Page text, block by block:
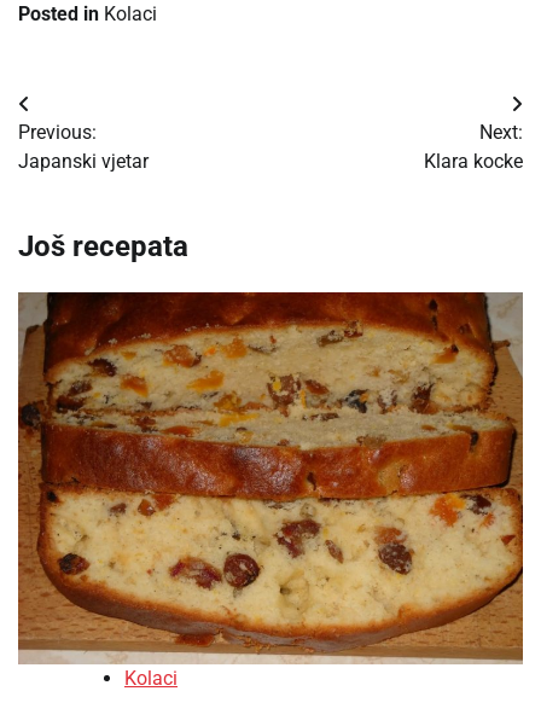
Posted in Kolaci
Post
navigation
Previous:
Japanski vjetar
Next:
Klara kocke
Još recepata
Kolaci